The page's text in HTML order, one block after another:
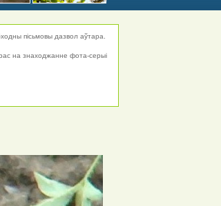
пісьмовы дазвол аўтара.
на знаходжанне фота-серыі